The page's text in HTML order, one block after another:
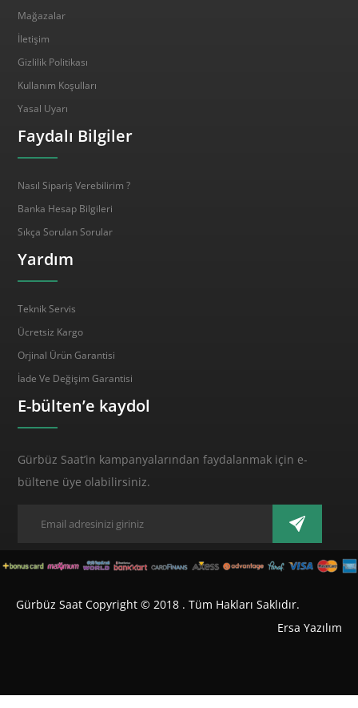
Mağazalar
İletişim
Gizlilik Politikası
Kullanım Koşulları
Yasal Uyarı
Faydalı Bilgiler
Nasıl Sipariş Verebilirim ?
Banka Hesap Bilgileri
Sıkça Sorulan Sorular
Yardım
Teknik Servis
Ücretsiz Kargo
Orjinal Ürün Garantisi
İade Ve Değişim Garantisi
E-bülten’e kaydol
Gürbüz Saat’in kampanyalarından faydalanmak için e-
bültene üye olabilirsiniz.
Gürbüz Saat Copyright © 2018 . Tüm Hakları Saklıdır.
Ersa Yazılım